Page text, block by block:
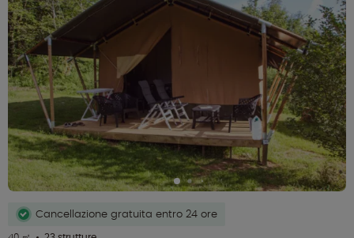
Cancellazione gratuita entro 24 ore